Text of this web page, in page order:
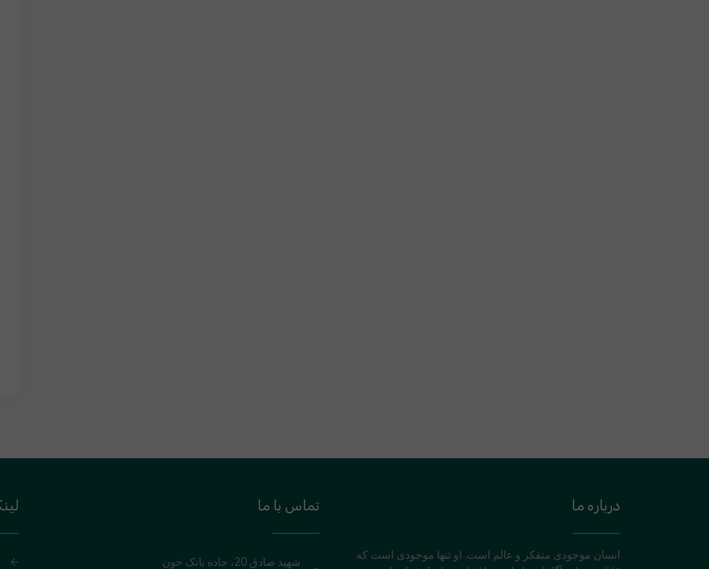
درباره ما
انسان موجودی متفکر و عالم است. او تنها موجودی است که
تماس با ما
شهید صادق 20، جاده بانک خون